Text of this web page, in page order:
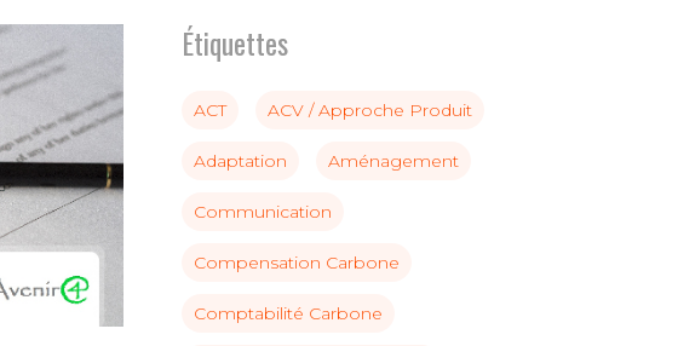
Étiquettes
ACT ACV / Approche Produit
Adaptation Aménagement
Communication
Compensation Carbone
Comptabilité Carbone